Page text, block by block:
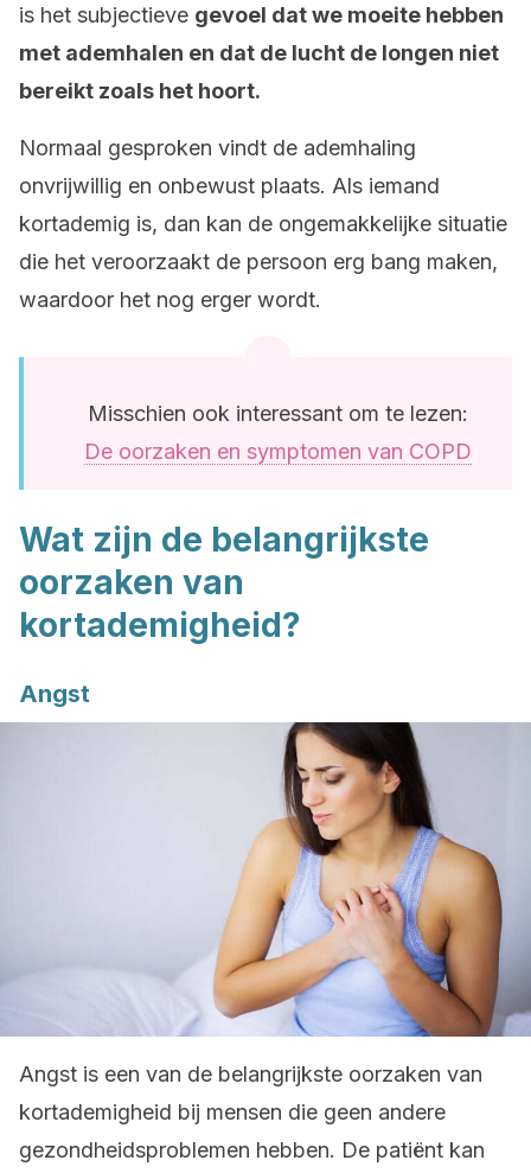
is het subjectieve gevoel dat we moeite hebben
met ademhalen en dat de lucht de longen niet
bereikt zoals het hoort.
Normaal gesproken vindt de ademhaling
onvrijwillig en onbewust plaats. Als iemand
kortademig is, dan kan de ongemakkelijke situatie
die het veroorzaakt de persoon erg bang maken,
waardoor het nog erger wordt.
Misschien ook interessant om te lezen:
De oorzaken en symptomen van COPD
Wat zijn de belangrijkste
oorzaken van
kortademigheid?
Angst
Angst is een van de belangrijkste oorzaken van
kortademigheid bij mensen die geen andere
gezondheidsproblemen hebben. De patiënt kan